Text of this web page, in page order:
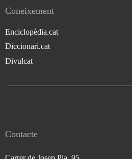
Coneixement
Enciclopèdia.cat
Diccionari.cat
Divulcat
Contacte